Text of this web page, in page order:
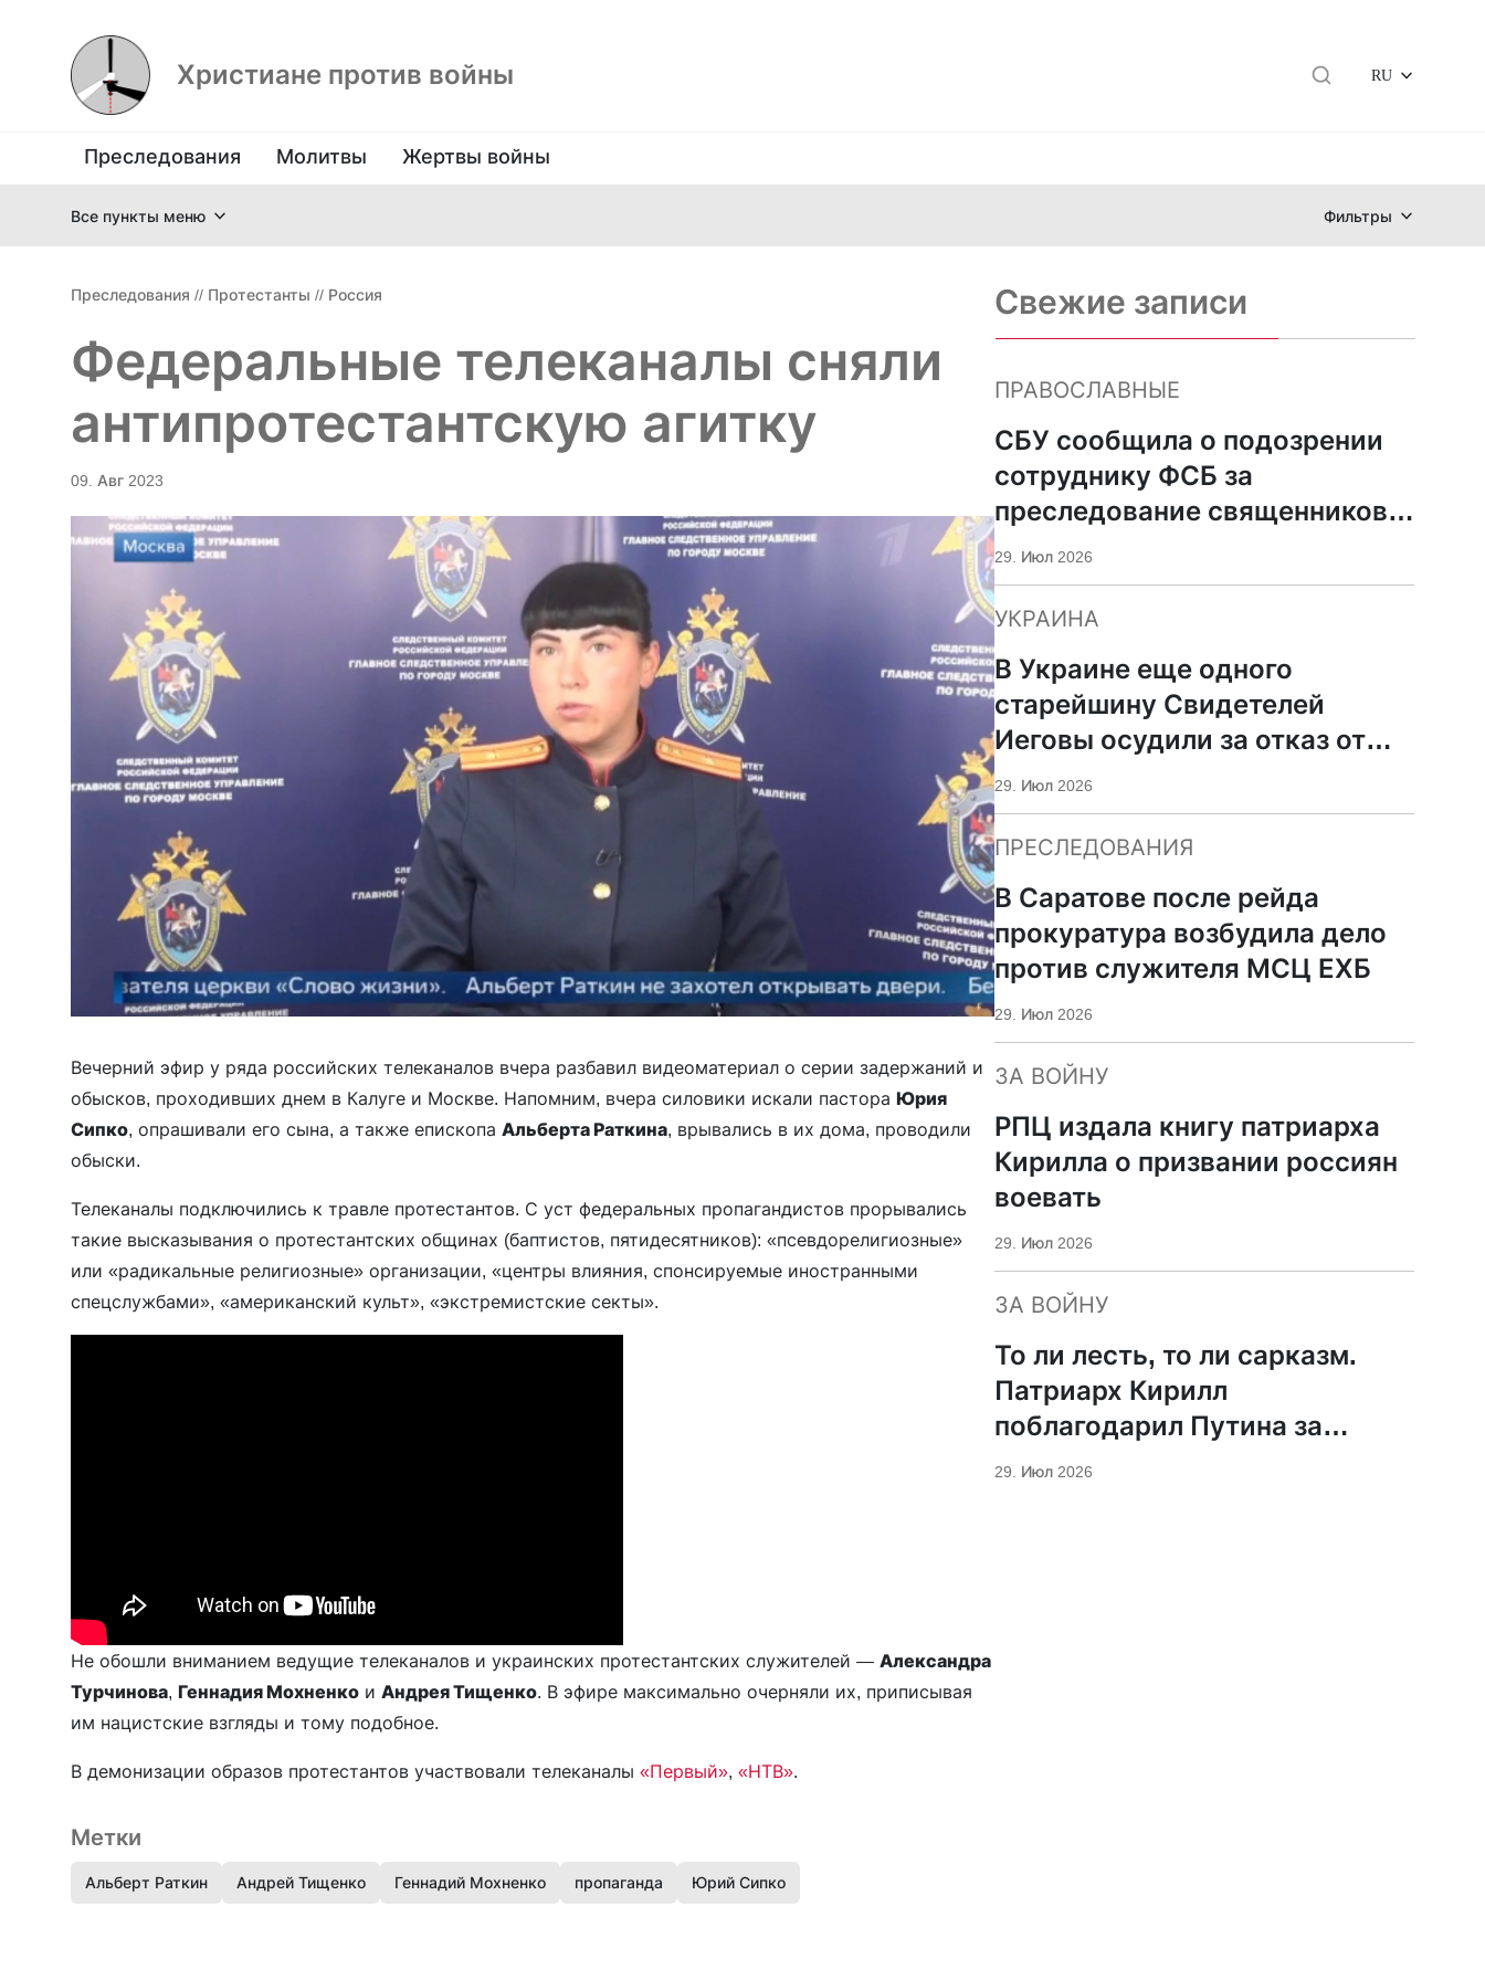
Христиане против войны RU
Преследования Молитвы Жертвы войны
Все пункты меню Фильтры
Преследования // Протестанты // Россия
Федеральные телеканалы сняли
антипротестантскую агитку
09. Авг 2023
Вечерний эфир у ряда российских телеканалов вчера разбавил видеоматериал о серии задержаний и
обысков, проходивших днем в Калуге и Москве. Напомним, вчера силовики искали пастора Юрия
Сипко, опрашивали его сына, а также епископа Альберта Раткина, врывались в их дома, проводили
обыски.
Телеканалы подключились к травле протестантов. С уст федеральных пропагандистов прорывались
такие высказывания о протестантских общинах (баптистов, пятидесятников): «псевдорелигиозные»
или «радикальные религиозные» организации, «центры влияния, спонсируемые иностранными
спецслужбами», «американский культ», «экстремистские секты».
Не обошли вниманием ведущие телеканалов и украинских протестантских служителей — Александра
Турчинова, Геннадия Мохненко и Андрея Тищенко. В эфире максимально очерняли их, приписывая
им нацистские взгляды и тому подобное.
В демонизации образов протестантов участвовали телеканалы «Первый», «НТВ».
Метки
Альберт Раткин Андрей Тищенко Геннадий Мохненко пропаганда Юрий Сипко
Свежие записи
ПРАВОСЛАВНЫЕ
СБУ сообщила о подозрении
сотруднику ФСБ за
преследование священников
ПЦУ
29. Июл 2026
УКРАИНА
В Украине еще одного
старейшину Свидетелей
Иеговы осудили за отказ от
мобилизации
29. Июл 2026
ПРЕСЛЕДОВАНИЯ
В Саратове после рейда
прокуратура возбудила дело
против служителя МСЦ ЕХБ
29. Июл 2026
ЗА ВОЙНУ
РПЦ издала книгу патриарха
Кирилла о призвании россиян
воевать
29. Июл 2026
ЗА ВОЙНУ
То ли лесть, то ли сарказм.
Патриарх Кирилл
поблагодарил Путина за
защиту суверенитета и
29. Июл 2026